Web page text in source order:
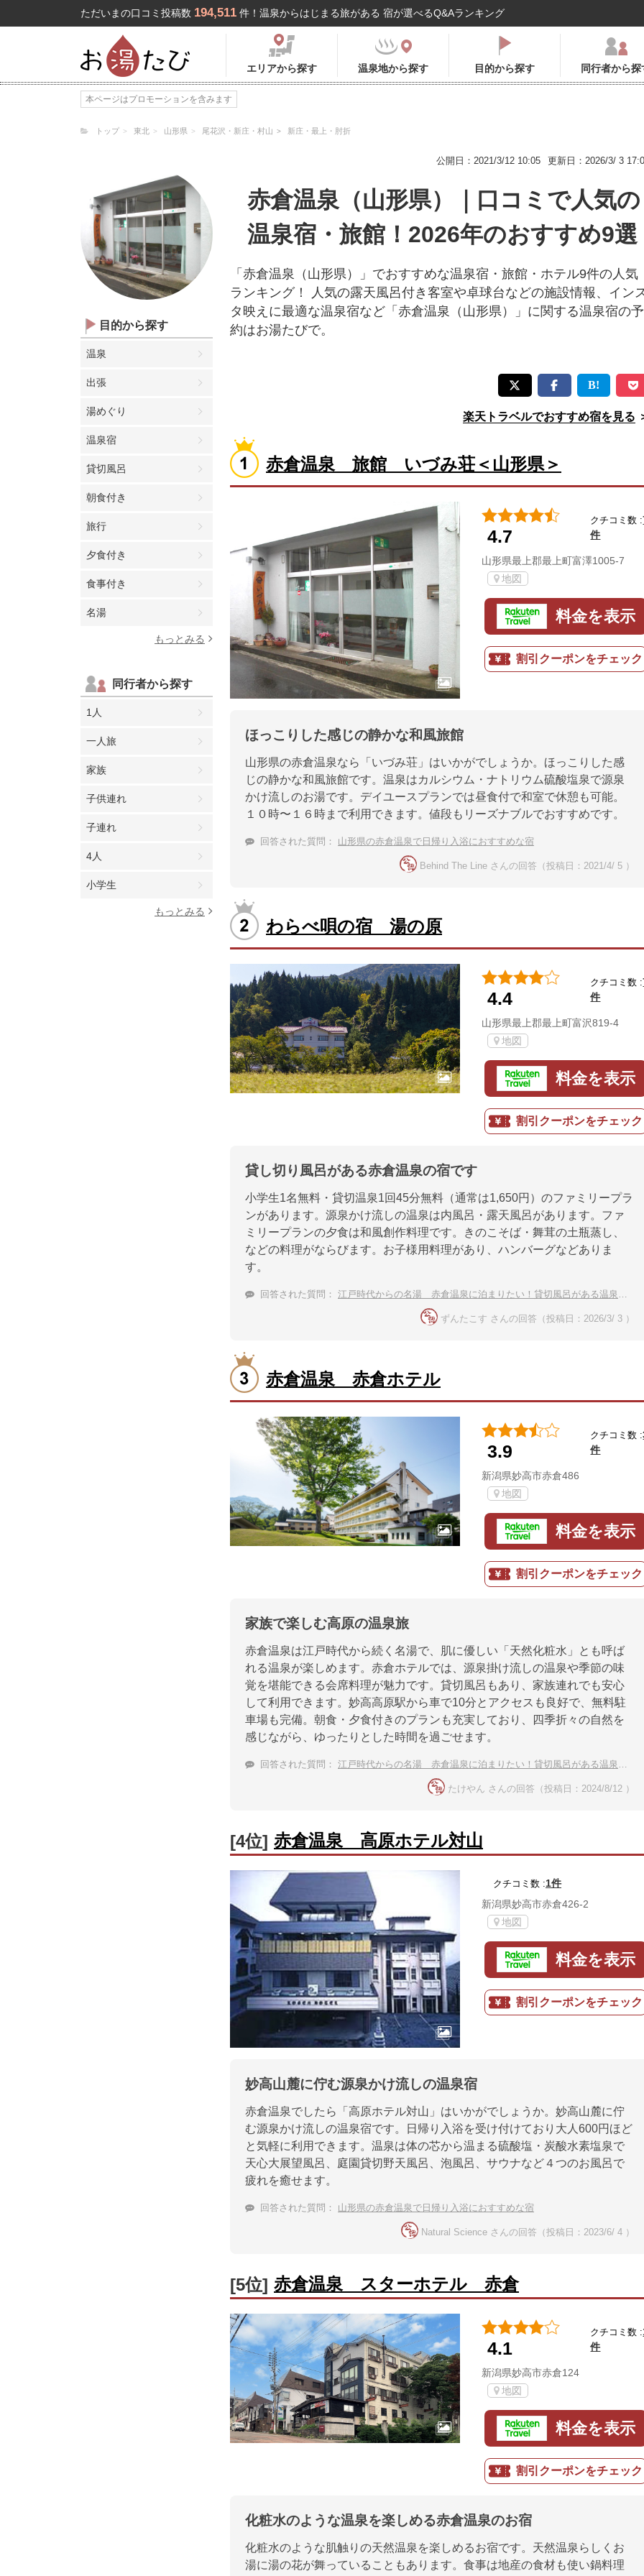
ただいまの口コミ投稿数 194,511 件！温泉からはじまる旅がある 宿が選べるQ&Aランキング
エリアから探す 温泉地から探す 目的から探す 同行者から探
本ページはプロモーションを含みます
トップ 東北 山形県 尾花沢・新庄・村山 新庄・最上・肘折
公開日：2021/3/12 10:05 更新日：2026/3/ 3
目的から探す
温泉
出張
湯めぐり
温泉宿
貸切風呂
朝食付き
旅行
夕食付き
食事付き
名湯
もっとみる
同行者から探す
1人
一人旅
家族
子供連れ
子連れ
4人
小学生
もっとみる
赤倉温泉（山形県）｜口コミで人気の
温泉宿・旅館！2026年のおすすめ9選
「赤倉温泉（山形県）」でおすすめな温泉宿・旅館・ホテル9件の人気
ランキング！ 人気の露天風呂付き客室や卓球台などの施設情報、イン
タ映えに最適な温泉宿など「赤倉温泉（山形県）」に関する温泉宿の予
約はお湯たびで。
楽天トラベルでおすすめ宿を見る
赤倉温泉 旅館 いづみ荘＜山形県＞
4.7
クチコミ数 :
件
山形県最上郡最上町富澤1005-7
地図
料金を表示
割引クーポンをチェック
ほっこりした感じの静かな和風旅館
山形県の赤倉温泉なら「いづみ荘」はいかがでしょうか。ほっこりした感
じの静かな和風旅館です。温泉はカルシウム・ナトリウム硫酸塩泉で源泉
かけ流しのお湯です。デイユースプランでは昼食付で和室で休憩も可能。
１０時〜１６時まで利用できます。値段もリーズナブルでおすすめです。
回答された質問： 山形県の赤倉温泉で日帰り入浴におすすめな宿
Behind The Line さんの回答（投稿日：2021/4/ 5 ）
わらべ唄の宿 湯の原
4.4
クチコミ数 :
件
山形県最上郡最上町富沢819-4
地図
料金を表示
割引クーポンをチェック
貸し切り風呂がある赤倉温泉の宿です
小学生1名無料・貸切温泉1回45分無料（通常は1,650円）のファミリープラ
ンがあります。源泉かけ流しの温泉は内風呂・露天風呂があります。ファ
ミリープランの夕食は和風創作料理です。きのこそば・舞茸の土瓶蒸し、
などの料理がならびます。お子様用料理があり、ハンバーグなどありま
す。
回答された質問： 江戸時代からの名湯 赤倉温泉に泊まりたい！貸切風呂がある温泉宿は？
ずんたこす さんの回答（投稿日：2026/3/ 3 ）
赤倉温泉 赤倉ホテル
3.9
クチコミ数 :
件
新潟県妙高市赤倉486
地図
料金を表示
割引クーポンをチェック
家族で楽しむ高原の温泉旅
赤倉温泉は江戸時代から続く名湯で、肌に優しい「天然化粧水」とも呼ば
れる温泉が楽しめます。赤倉ホテルでは、源泉掛け流しの温泉や季節の味
覚を堪能できる会席料理が魅力です。貸切風呂もあり、家族連れでも安心
して利用できます。妙高高原駅から車で10分とアクセスも良好で、無料駐
車場も完備。朝食・夕食付きのプランも充実しており、四季折々の自然を
感じながら、ゆったりとした時間を過ごせます。
回答された質問： 江戸時代からの名湯 赤倉温泉に泊まりたい！貸切風呂がある温泉宿は？
たけやん さんの回答（投稿日：2024/8/12 ）
[4位] 赤倉温泉 高原ホテル対山
クチコミ数 :1件
新潟県妙高市赤倉426-2
地図
料金を表示
割引クーポンをチェック
妙高山麓に佇む源泉かけ流しの温泉宿
赤倉温泉でしたら「高原ホテル対山」はいかがでしょうか。妙高山麓に佇
む源泉かけ流しの温泉宿です。日帰り入浴を受け付けており大人600円ほど
と気軽に利用できます。温泉は体の芯から温まる硫酸塩・炭酸水素塩泉で
天心大展望風呂、庭園貸切野天風呂、泡風呂、サウナなど４つのお風呂で
疲れを癒せます。
回答された質問： 山形県の赤倉温泉で日帰り入浴におすすめな宿
Natural Science さんの回答（投稿日：2023/6/ 4 ）
[5位] 赤倉温泉 スターホテル 赤倉
4.1
クチコミ数 :
件
新潟県妙高市赤倉124
地図
料金を表示
割引クーポンをチェック
化粧水のような温泉を楽しめる赤倉温泉のお宿
化粧水のような肌触りの天然温泉を楽しめるお宿です。天然温泉らしくお
湯に湯の花が舞っていることもあります。食事は地産の食材も使い鍋料理